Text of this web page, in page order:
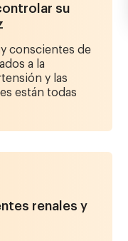
su
conscientes de
a la
y las
están todas
renales y